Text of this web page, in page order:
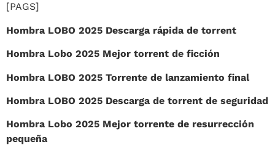
[PAGS]
Hombra LOBO 2025 Descarga rápida de torrent
Hombra Lobo 2025 Mejor torrent de ficción
Hombra LOBO 2025 Torrente de lanzamiento final
Hombra LOBO 2025 Descarga de torrent de seguridad
Hombra Lobo 2025 Mejor torrente de resurrección
pequeña